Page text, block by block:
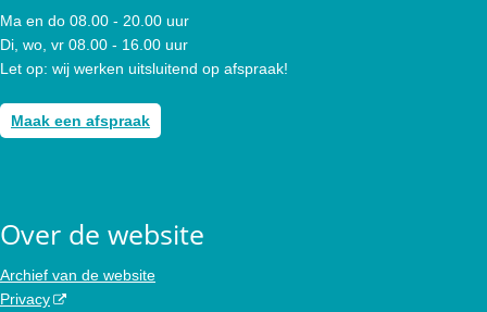
Ma en do 08.00 - 20.00 uur
Di, wo, vr 08.00 - 16.00 uur
Let op: wij werken uitsluitend op afspraak!
Maak een afspraak
Over de website
Archief van de website
Privacy